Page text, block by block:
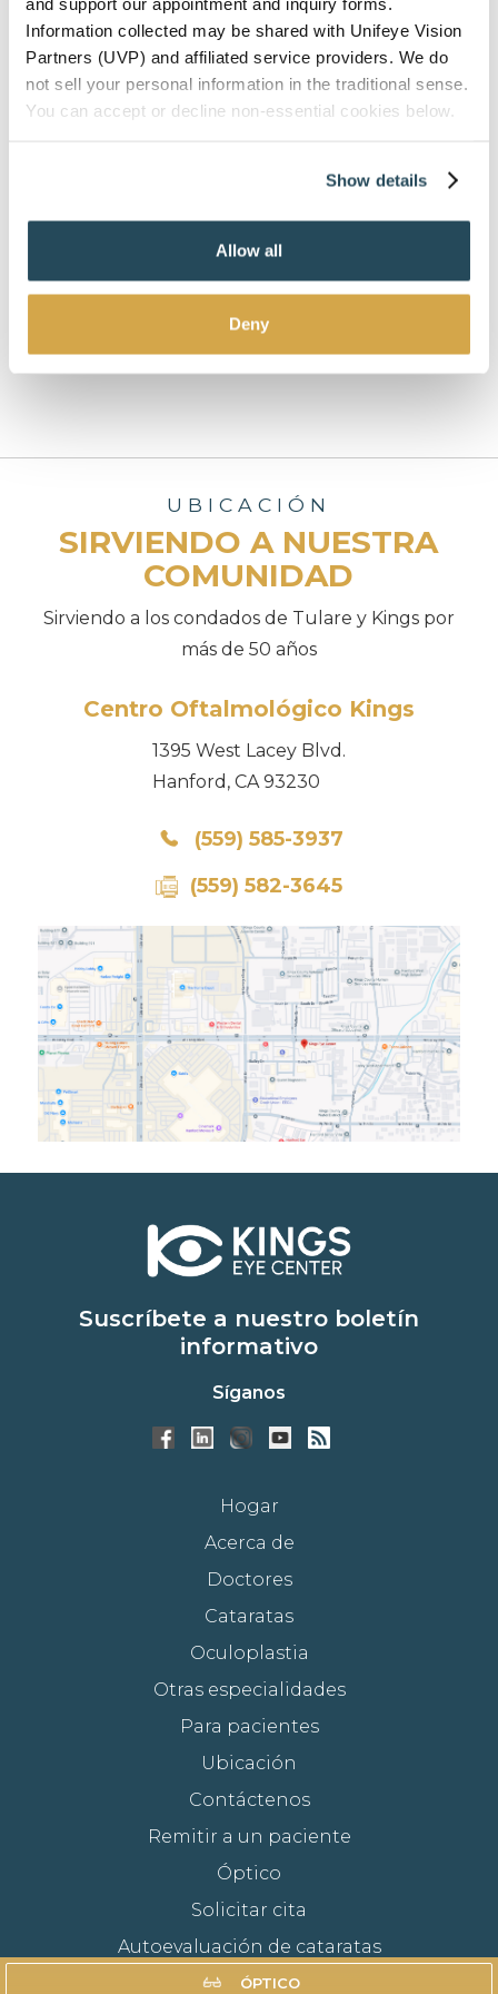
Information collected may be shared with Unifeye Vision
Partners (UVP) and affiliated service providers. We do
not sell your personal information in the traditional sense.
You can accept or decline non-essential cookies below.
Show details
Allow all
Deny
UBICACIÓN
SIRVIENDO A NUESTRA
COMUNIDAD
Sirviendo a los condados de Tulare y Kings por
más de 50 años
Centro Oftalmológico Kings
1395 West Lacey Blvd.
Hanford, CA 93230
(559) 585-3937
(559) 582-3645
ÓPTICO
Suscríbete a nuestro boletín
informativo
Síganos
Hogar
Acerca de
Doctores
Cataratas
Oculoplastia
Otras especialidades
Para pacientes
Ubicación
Contáctenos
Remitir a un paciente
Óptico
Solicitar cita
Autoevaluación de cataratas
Financiación